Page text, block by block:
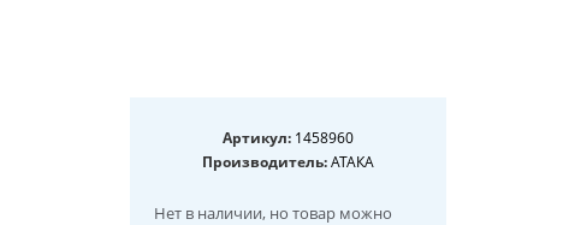
Артикул: 1458960
Производитель:АТАКА
Нет в наличии, но товар можно